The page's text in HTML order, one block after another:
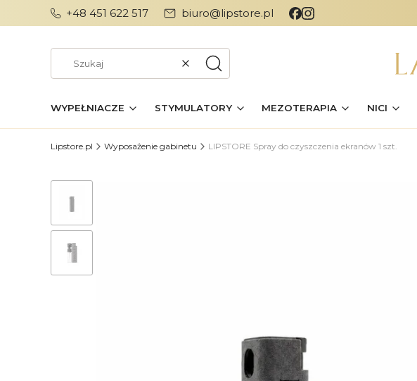
+48 451 622 517 biuro@lipstore.pl
WyczyśćSzukaj
WYPEŁNIACZE STYMULATORY MEZOTERAPIA NICI
Lipstore.pl Wyposażenie gabinetu LIPSTORE Spray do czyszczenia ekranów 1 szt.